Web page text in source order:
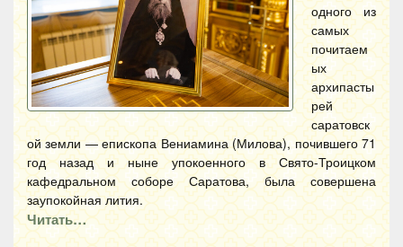
одного из
самых
почитаем
ых
архипасты
рей
саратовск
ой земли — епископа Вениамина (Милова), почившего 71
год назад и ныне упокоенного в Свято-Троицком
кафедральном соборе Саратова, была совершена
заупокойная лития.
Читать…